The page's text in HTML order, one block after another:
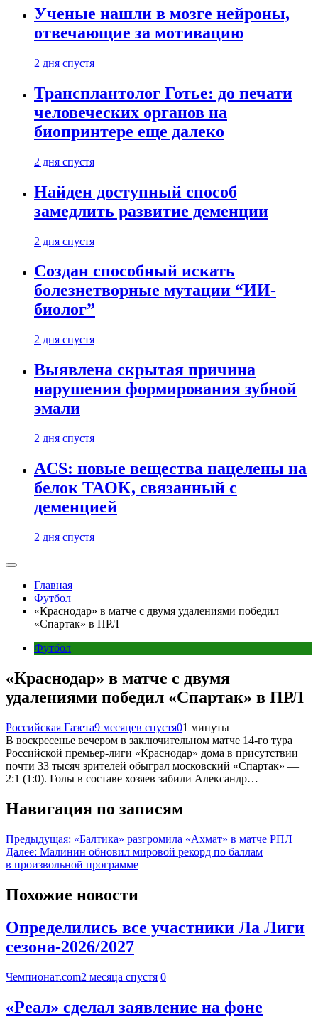
Ученые нашли в мозге нейроны,
отвечающие за мотивацию
2 дня спустя
Трансплантолог Готье: до печати
человеческих органов на
биопринтере еще далеко
2 дня спустя
Найден доступный способ
замедлить развитие деменции
2 дня спустя
Создан способный искать
болезнетворные мутации “ИИ-
биолог”
2 дня спустя
Выявлена скрытая причина
нарушения формирования зубной
эмали
2 дня спустя
ACS: новые вещества нацелены на
белок TAOK, связанный с
деменцией
2 дня спустя
Главная
Футбол
«Краснодар» в матче с двумя удалениями победил
«Спартак» в ПРЛ
Футбол
«Краснодар» в матче с двумя
удалениями победил «Спартак» в ПРЛ
Российская Газета9 месяцев спустя01 минуты
В воскресенье вечером в заключительном матче 14-го тура
Российской премьер-лиги «Краснодар» дома в присутствии
почти 33 тысяч зрителей обыграл московский «Спартак» —
2:1 (1:0). Голы в составе хозяев забили Александр…
Навигация по записям
Предыдущая: «Балтика» разгромила «Ахмат» в матче РПЛ
Далее: Малинин обновил мировой рекорд по баллам
в произвольной программе
Похожие новости
Определились все участники Ла Лиги
сезона-2026/2027
Чемпионат.com2 месяца спустя 0
«Реал» сделал заявление на фоне